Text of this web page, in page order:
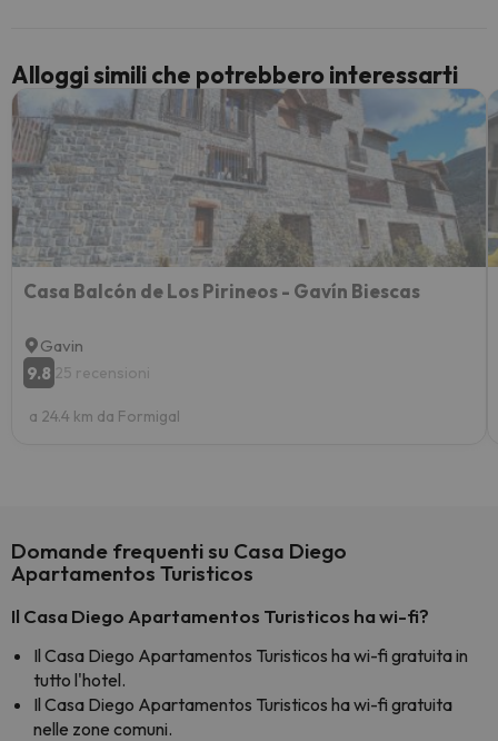
Alloggi simili che potrebbero interessarti
Casa Balcón de Los Pirineos - Gavín Biescas
Gavin
9.8 25 recensioni
a 24.4 km da Formigal
Domande frequenti su Casa Diego
Apartamentos Turisticos
Il Casa Diego Apartamentos Turisticos ha wi-fi?
Il Casa Diego Apartamentos Turisticos ha wi-fi gratuita in
tutto l'hotel.
Il Casa Diego Apartamentos Turisticos ha wi-fi gratuita
nelle zone comuni.